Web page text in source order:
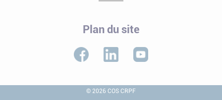
Plan du site
© 2026 COS CRPF